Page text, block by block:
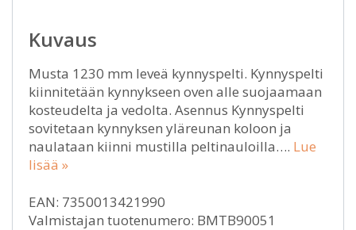
Kuvaus
Musta 1230 mm leveä kynnyspelti. Kynnyspelti
kiinnitetään kynnykseen oven alle suojaamaan
kosteudelta ja vedolta. Asennus Kynnyspelti
sovitetaan kynnyksen yläreunan koloon ja
naulataan kiinni mustilla peltinauloilla…. Lue
lisää »
EAN: 7350013421990
Valmistajan tuotenumero: BMTB90051